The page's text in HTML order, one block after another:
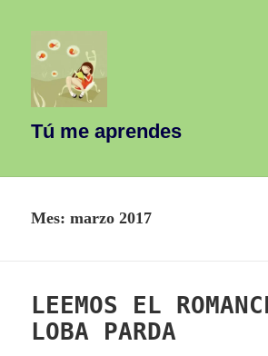
Tú me aprendes
Mes:marzo 2017
LEEMOS EL
LOBA PARDA